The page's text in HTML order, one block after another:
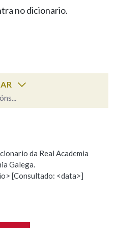
HOMENAXEADAS
DAS PALABRAS
no dicionario.
da Real Academia
Galega.
[Consultado: <data>]